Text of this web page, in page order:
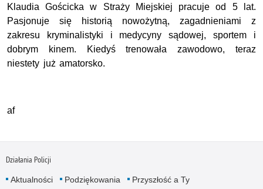
Klaudia Gościcka w Straży Miejskiej pracuje od 5 lat.
Pasjonuje się historią nowożytną, zagadnieniami z
zakresu kryminalistyki i medycyny sądowej, sportem i
dobrym kinem. Kiedyś trenowała zawodowo, teraz
niestety już amatorsko.
af
Działania Policji
Aktualności Podziękowania
Przyszłość a Ty